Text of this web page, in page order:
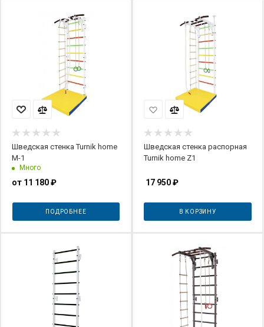
Шведская стенка Turnik home
M-1
Много
от 11 180 ₽
ПОДРОБНЕЕ
Шведская стенка распорная
Turnik home Z1
17 950₽
В КОРЗИНУ